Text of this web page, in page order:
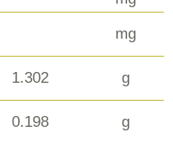
mg
1.302 g
0.198 g